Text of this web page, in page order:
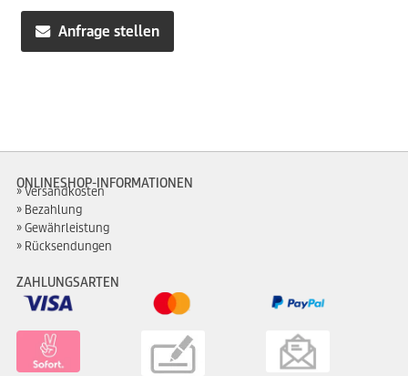
Anfrage stellen
ONLINESHOP-INFORMATIONEN
Versandkosten
Bezahlung
Gewährleistung
Rücksendungen
ZAHLUNGSARTEN